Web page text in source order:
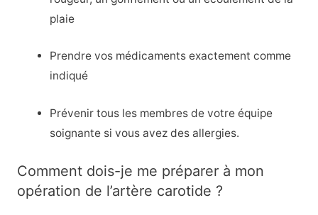
plaie
Prendre vos médicaments exactement comme
indiqué
Prévenir tous les membres de votre équipe
soignante si vous avez des allergies.
Comment dois-je me préparer à mon
opération de l’artère carotide ?